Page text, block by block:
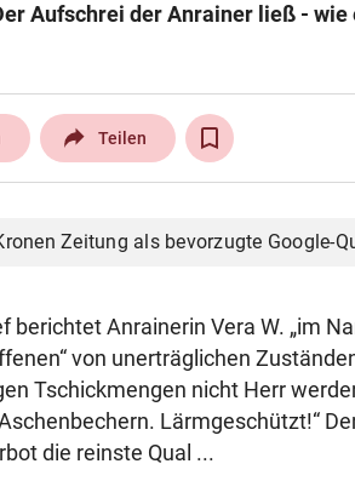
Aufschrei der Anrainer ließ -
Teilen
Zeitung als bevorzugte Google-
berichtet Anrainerin Vera W. „im
von unerträglichen
Tschickmengen nicht Herr
Lärmgeschützt!“
die reinste Qual ...